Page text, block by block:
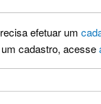
efetuar um
cadastro, acesse